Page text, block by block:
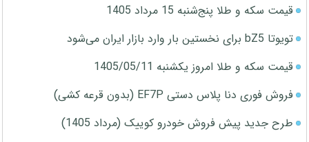
قیمت سکه و طلا پنج‌شنبه 15 مرداد 1405
تویوتا bZ5 برای نخستین بار وارد بازار ایران می‌شود
قیمت سکه و طلا امروز یکشنبه 1405/05/11
فروش فوری دنا پلاس دستی EF7P (بدون قرعه کشی)
طرح جدید پیش فروش خودرو کوییک (مرداد 1405)